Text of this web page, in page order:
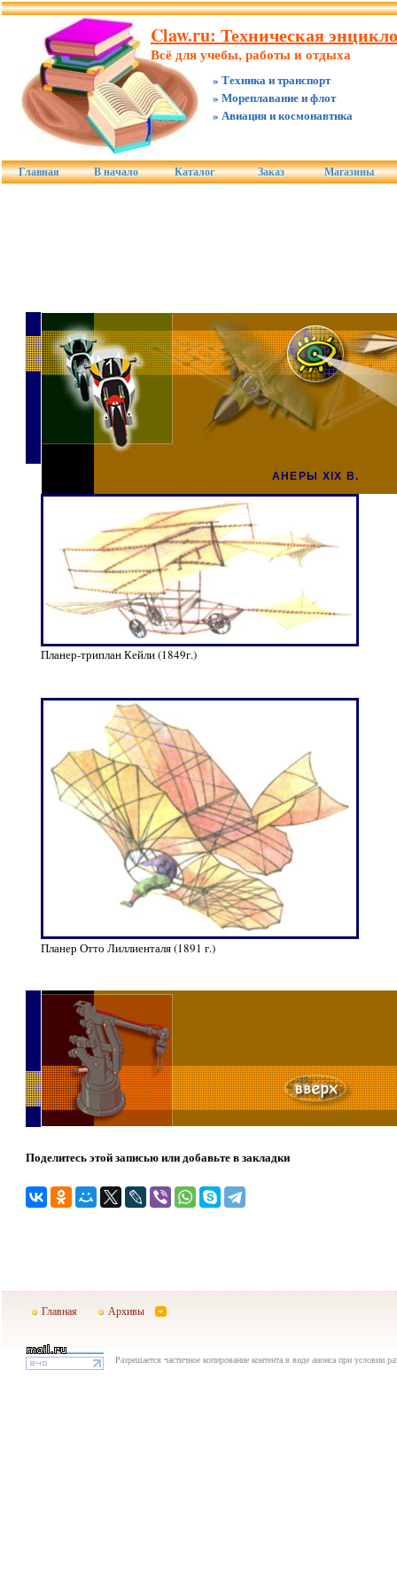
Claw.ru: Техническая
Всё для учебы, работы и отдыха
» Техника и транспорт
» Мореплавание и флот
» Авиация и космонавтика
Главная В начало Каталог Заказ Магазины
АНЕРЫ XIX В.
Планер-триплан Кейли (1849г.)
Планер Отто Лиллиенталя (1891 г.)
Поделитесь этой записью или добавьте в закладки
Главная Архивы
Разрешается частичное копирование контента в виде анонса при условии